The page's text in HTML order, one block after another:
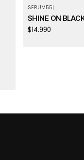
SERUM55|
SHINE ON
$14.990